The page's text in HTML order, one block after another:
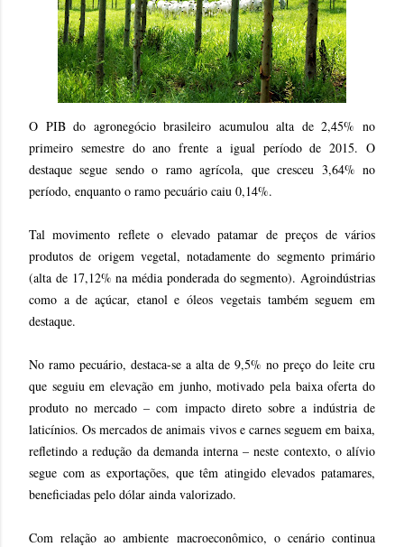
O PIB do agronegócio brasileiro acumulou alta de 2,45% no
primeiro semestre do ano frente a igual período de 2015. O
destaque segue sendo o ramo agrícola, que cresceu 3,64% no
período, enquanto o ramo pecuário caiu 0,14%.
Tal movimento reflete o elevado patamar de preços de vários
produtos de origem vegetal, notadamente do segmento primário
(alta de 17,12% na média ponderada do segmento). Agroindústrias
como a de açúcar, etanol e óleos vegetais também seguem em
destaque.
No ramo pecuário, destaca-se a alta de 9,5% no preço do leite cru
que seguiu em elevação em junho, motivado pela baixa oferta do
produto no mercado – com impacto direto sobre a indústria de
laticínios. Os mercados de animais vivos e carnes seguem em baixa,
refletindo a redução da demanda interna – neste contexto, o alívio
segue com as exportações, que têm atingido elevados patamares,
beneficiadas pelo dólar ainda valorizado.
Com relação ao ambiente macroeconômico, o cenário continua